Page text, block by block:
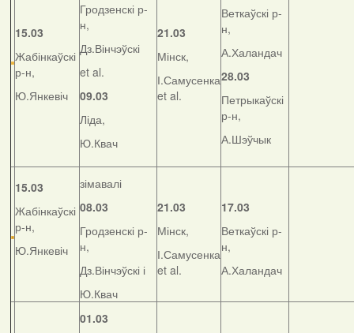
15.03
Жабінкаўскі
р-н,
Ю.Янкевіч
Гродзенскі р-
н,
Дз.Вінчэўскі
et al.
09.03
Ліда,
Ю.Квач
21.03
Мінск,
І.Самусенка
et al.
Веткаўскі р-
н,
А.Халандач
28.03
Петрыкаўскі
р-н,
А.Шэўчык
15.03
Жабінкаўскі
р-н,
Ю.Янкевіч
зімавалі
08.03
Гродзенскі р-
н,
Дз.Вінчэўскі і
Ю.Квач
21.03
Мінск,
І.Самусенка
et al.
17.03
Веткаўскі р-
н,
А.Халандач
01.03